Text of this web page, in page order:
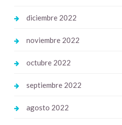
diciembre 2022
noviembre 2022
octubre 2022
septiembre 2022
agosto 2022